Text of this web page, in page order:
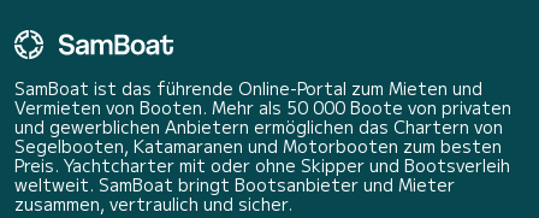
SamBoat ist das führende Online-Portal zum Mieten und
Vermieten von Booten. Mehr als 50 000 Boote von privaten
und gewerblichen Anbietern ermöglichen das Chartern von
Segelbooten, Katamaranen und Motorbooten zum besten
Preis. Yachtcharter mit oder ohne Skipper und Bootsverleih
weltweit. SamBoat bringt Bootsanbieter und Mieter
zusammen, vertraulich und sicher.